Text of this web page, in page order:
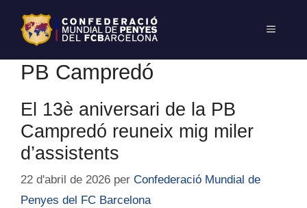
PB Campredó
El 13è aniversari de la PB
Campredó reuneix mig miler
d’assistents
22 d'abril de 2026 per Confederació Mundial de
Penyes del FC Barcelona